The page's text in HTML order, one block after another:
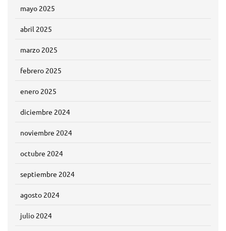
mayo 2025
abril 2025
marzo 2025
febrero 2025
enero 2025
diciembre 2024
noviembre 2024
octubre 2024
septiembre 2024
agosto 2024
julio 2024